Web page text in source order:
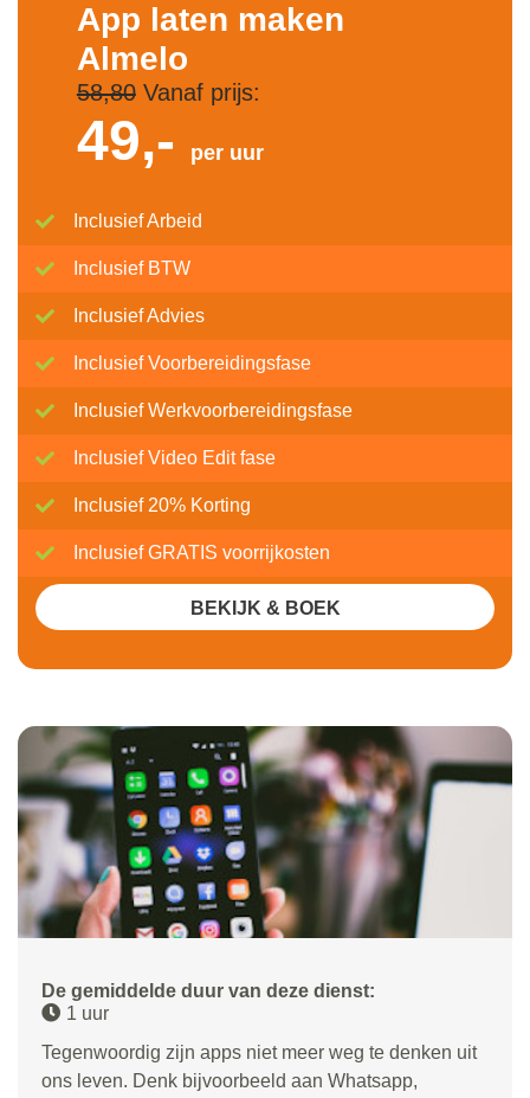
De gemiddelde duur van deze dienst:
1 uur
Tegenwoordig zijn apps niet meer weg te denken uit
ons leven. Denk bijvoorbeeld aan Whatsapp,
App laten maken
Almelo
58,80Vanaf prijs:
49,- per uur
Inclusief Arbeid
Inclusief BTW
Inclusief Advies
Inclusief Voorbereidingsfase
Inclusief Werkvoorbereidingsfase
Inclusief Video Edit fase
Inclusief 20% Korting
Inclusief GRATIS voorrijkosten
BEKIJK & BOEK